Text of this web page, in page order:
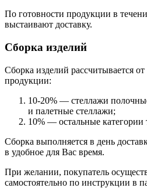
По готовности продукции в
выстаивают доставку.
Сборка изделий
Сборка изделий рассчитывается
продукции:
10-20% — стеллажи
и палетные стеллажи;
10% — остальные категории
Сборка выполняется в день
в удобное для Вас время.
При желании, покупатель
самостоятельно по инструкции в